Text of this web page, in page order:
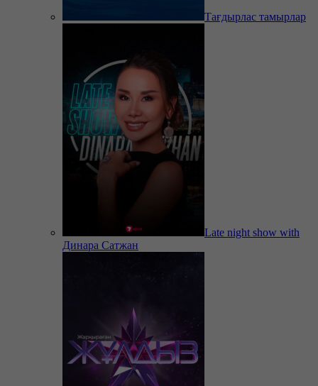
Тағдырлас тамырлар
Late night show with
Динара Сатжан